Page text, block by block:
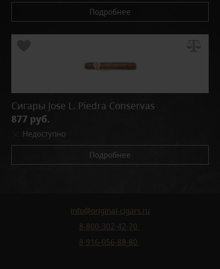
Подробнее
Сигары Jose L. Piedra Conservas
877 руб.
Недоступно
Подробнее
info@original-cigars.ru
8-800-302-42-70
8-916-056-88-80